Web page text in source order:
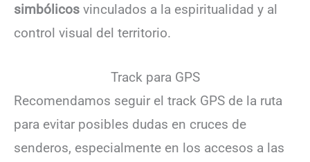
simbólicos vinculados a la espiritualidad y al
control visual del territorio.
Track para GPS
Recomendamos seguir el track GPS de la ruta
para evitar posibles dudas en cruces de
senderos, especialmente en los accesos a las